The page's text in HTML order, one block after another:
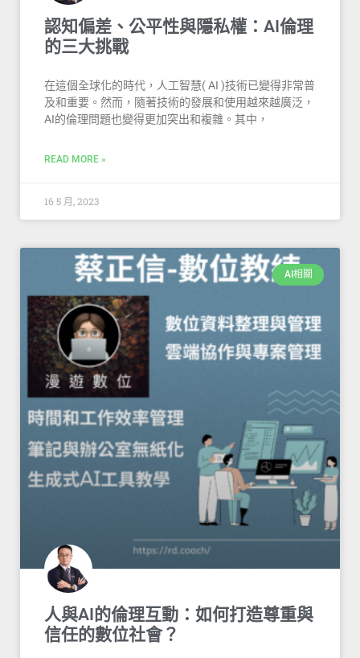
認知偏差、公平性與隱私權：AI倫理
的三大挑戰
在這個全球化的時代，人工智慧( AI )技術已變得非常普
及和重要。然而，隨著技術的發展和使用越來越廣泛，
AI的倫理問題也變得更加突出和複雜。其中，
READ MORE »
16 5 月, 2023
AI相關
人與AI的倫理互動：如何打造尊重與
信任的數位社會？